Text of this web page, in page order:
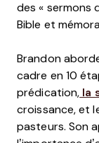
des « sermons
Bible et
Brandon
cadre en 10
prédication, la
croissance, et
pasteurs. Son